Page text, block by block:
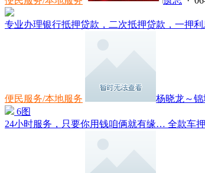
专业办理银行抵押贷款，二次抵押贷款，一押
便民服务/本地服务 杨晓龙～
6图
24小时服务，只要你用钱咱俩就有缘… 全款车